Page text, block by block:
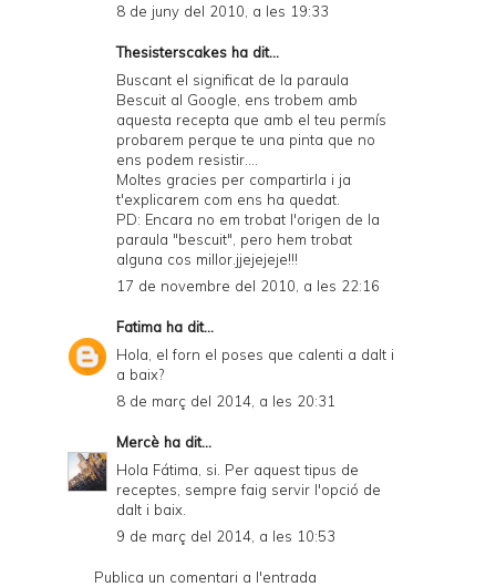
8 de juny del 2010, a les 19:33
Thesisterscakes ha dit...
Buscant el significat de la paraula
Bescuit al Google, ens trobem amb
aquesta recepta que amb el teu permís
probarem perque te una pinta que no
ens podem resistir....
Moltes gracies per compartirla i ja
t'explicarem com ens ha quedat.
PD: Encara no em trobat l'origen de la
paraula "bescuit", pero hem trobat
alguna cos millor.jjejejeje!!!
17 de novembre del 2010, a les 22:16
Fatima ha dit...
Hola, el forn el poses que calenti a dalt i
a baix?
8 de març del 2014, a les 20:31
Mercè ha dit...
Hola Fátima, si. Per aquest tipus de
receptes, sempre faig servir l'opció de
dalt i baix.
9 de març del 2014, a les 10:53
Publica un comentari a l'entrada